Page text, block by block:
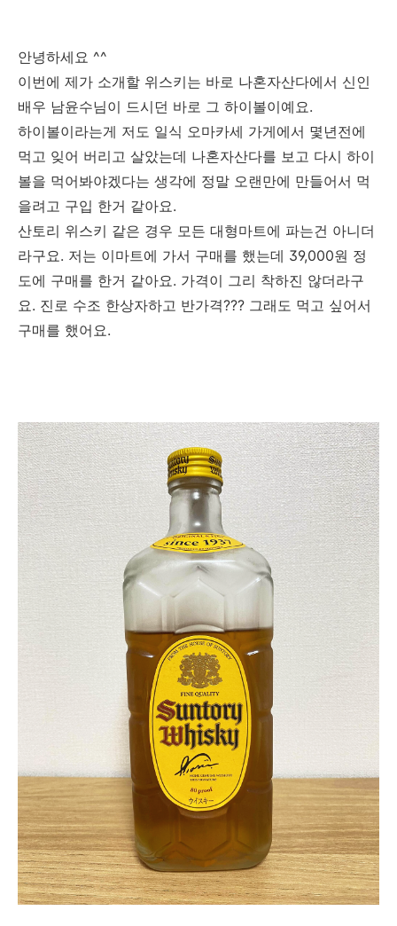
안녕하세요 ^^
이번에 제가 소개할 위스키는 바로 나혼자산다에서 신인
배우 남윤수님이 드시던 바로 그 하이볼이예요.
하이볼이라는게 저도 일식 오마카세 가게에서 몇년전에
먹고 잊어 버리고 살았는데 나혼자산다를 보고 다시 하이
볼을 먹어봐야겠다는 생각에 정말 오랜만에 만들어서 먹
을려고 구입 한거 같아요.
산토리 위스키 같은 경우 모든 대형마트에 파는건 아니더
라구요. 저는 이마트에 가서 구매를 했는데 39,000원 정
도에 구매를 한거 같아요. 가격이 그리 착하진 않더라구
요. 진로 수조 한상자하고 반가격??? 그래도 먹고 싶어서
구매를 했어요.